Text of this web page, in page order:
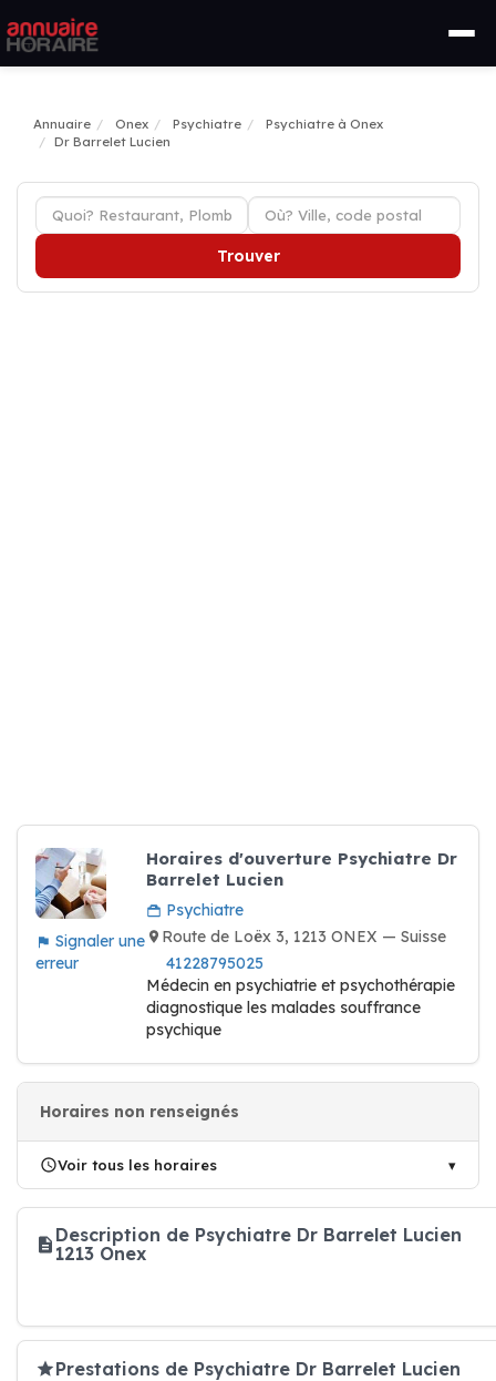
Annuaire Onex Psychiatre
Psychiatre à Onex
Dr Barrelet Lucien
Trouver
Signaler une
erreur
Horaires d'ouverture Psychiatre Dr
Barrelet Lucien
Psychiatre
Route de Loëx 3, 1213 ONEX — Suisse
41228795025
Médecin en psychiatrie et psychothérapie
diagnostique les malades souffrance
psychique
Horaires non renseignés
Voir tous les horaires
Description de Psychiatre Dr Barrelet Lucien
1213 Onex
Prestations de Psychiatre Dr Barrelet Lucien